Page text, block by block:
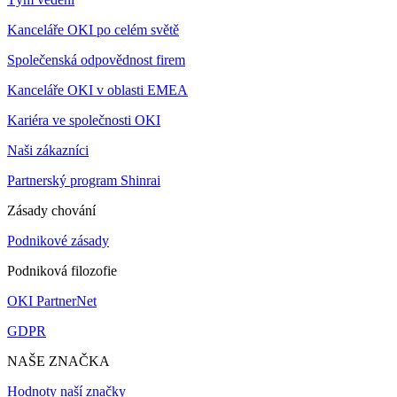
Kanceláře OKI po celém světě
Společenská odpovědnost firem
Kanceláře OKI v oblasti EMEA
Kariéra ve společnosti OKI
Naši zákazníci
Partnerský program Shinrai
Zásady chování
Podnikové zásady
Podniková filozofie
OKI PartnerNet
GDPR
NAŠE ZNAČKA
Hodnoty naší značky